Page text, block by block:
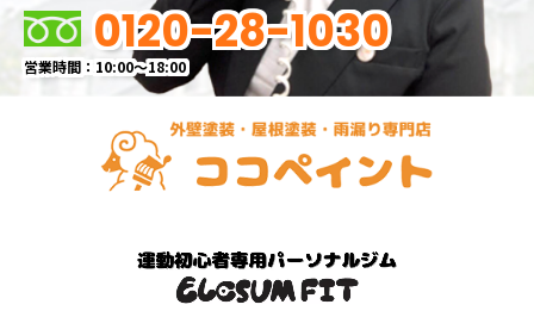
0120-28-1030
営業時間：10:00～18:00